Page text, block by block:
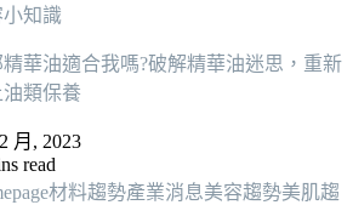
小知識
精華油適合我嗎?破解精華油迷思，重新
油類保養
月, 2023
read
材料趨勢產業消息美容趨勢美肌趨